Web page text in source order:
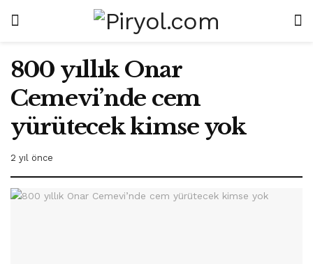
800 yıllık Onar
Cemevi’nde cem
yürütecek kimse yok
2 yıl önce